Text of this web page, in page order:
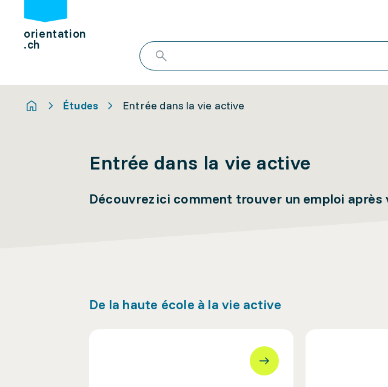
orientation
.ch
Études Entrée dans la vie active
Entrée dans la vie active
Découvrez ici comment trouver un emploi après
De la haute école à la vie active